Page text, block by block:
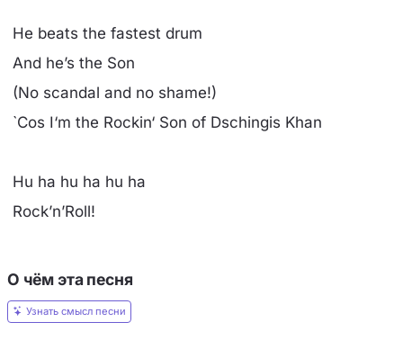
He beats the fastest drum
And he’s the Son
(No scandal and no shame!)
`Cos I‘m the Rockin‘ Son of Dschingis Khan
Hu ha hu ha hu ha
Rock’n’Roll!
О чём эта песня
Узнать смысл песни